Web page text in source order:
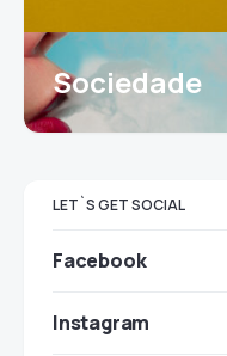
Sociedade
LET`S GET SOCIAL
Facebook
Instagram